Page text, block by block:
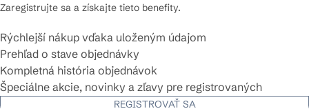
Zaregistrujte sa a získajte tieto benefity.
Rýchlejší nákup vďaka uloženým údajom
Prehľad o stave objednávky
Kompletná história objednávok
Špeciálne akcie, novinky a zľavy pre registrovaných
REGISTROVAŤ SA